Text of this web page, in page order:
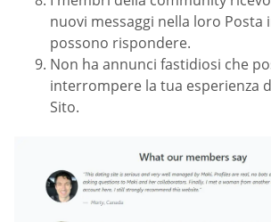
nuovi messaggi nella loro Posta
possono rispondere.
Non ha annunci fastidiosi che
interrompere la tua esperienza
Sito.